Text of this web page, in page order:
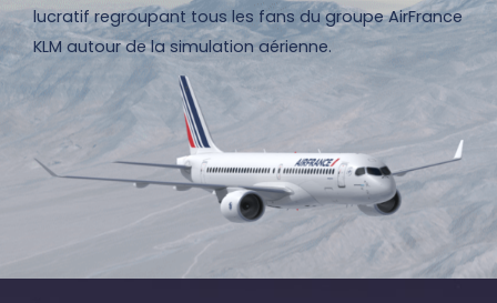
lucratif regroupant tous les fans du groupe AirFrance
KLM autour de la simulation aérienne.